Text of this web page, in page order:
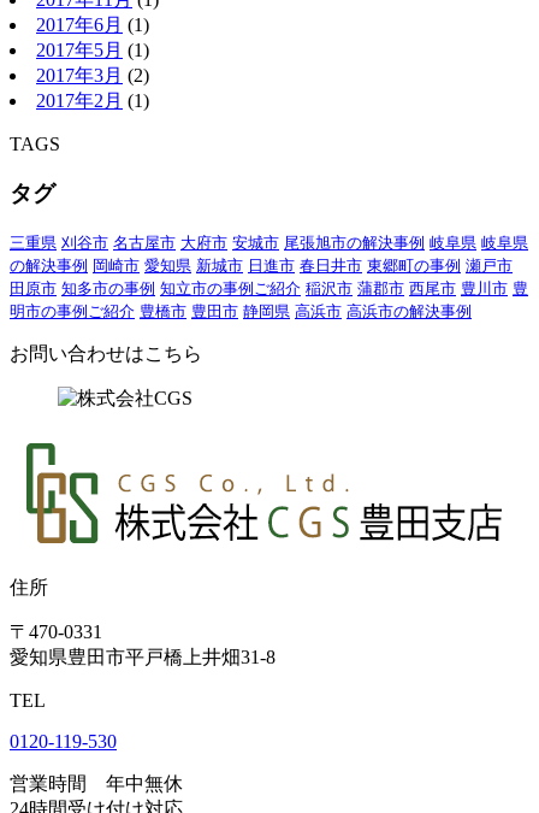
2017年6月 (1)
2017年5月 (1)
2017年3月 (2)
2017年2月 (1)
TAGS
タグ
三重県 刈谷市 名古屋市 大府市 安城市 尾張旭市の解決事例 岐阜県 岐阜県
の解決事例 岡崎市 愛知県 新城市 日進市 春日井市 東郷町の事例 瀬戸市
田原市 知多市の事例 知立市の事例ご紹介 稲沢市 蒲郡市 西尾市 豊川市 豊
明市の事例ご紹介 豊橋市 豊田市 静岡県 高浜市 高浜市の解決事例
お問い合わせはこちら
住所
〒470-0331
愛知県豊田市平戸橋上井畑31-8
TEL
0120-119-530
営業時間 年中無休